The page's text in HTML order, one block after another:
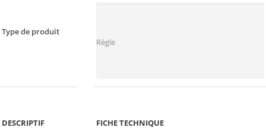
Type de produit
Règle
DESCRIPTIF FICHE TECHNIQUE